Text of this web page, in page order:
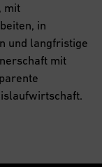
mit
in
und langfristige
mit